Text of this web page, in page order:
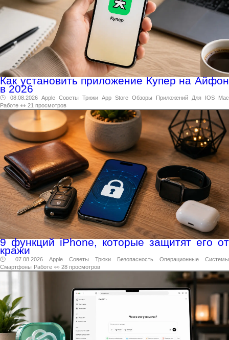
Как установить приложение Купер на Айфон
в 2026
🕑 08.08.2026 Apple Советы Трюки App Store Обзоры Приложений Для IOS
Mac
Работе 👀 21 просмотров
9 функций iPhone, которые защитят его от
кражи
🕑 07.08.2026 Apple Советы Трюки Безопасность Операционные
Системы
Смартфоны Работе 👀 28 просмотров